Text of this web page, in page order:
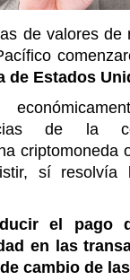
de valores de
de Estados
de la
criptomoneda
sí resolvía
el pago
en las
cambio de